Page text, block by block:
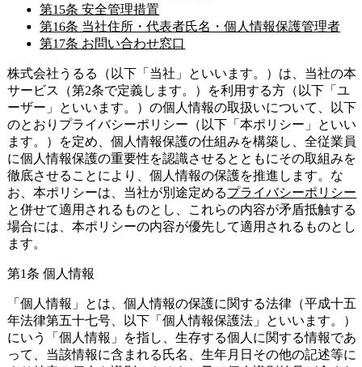
第15条 安全管理措置
第16条 当社住所・代表者氏名・個人情報保護管理者
第17条 お問い合わせ窓口
株式会社うるる（以下「当社」といいます。）は、当社の本
サービス（第2条で定義します。）を利用する方（以下「ユ
ーザー」といいます。）の個人情報の取扱いについて、以下
のとおりプライバシーポリシー（以下「本ポリシー」といい
ます。）を定め、個人情報保護の仕組みを構築し、全従業員
に個人情報保護の重要性を認識させるとともにその取組みを
徹底させることにより、個人情報の保護を推進します。な
お、本ポリシーは、当社が別途定めるプライバシーポリシー
と併せて適用されるものとし、これらの内容が矛盾抵触する
場合には、本ポリシーの内容が優先して適用されるものとし
ます。
第1条 個人情報
「個人情報」とは、個人情報の保護に関する法律（平成十五
年法律第五十七号、以下「個人情報保護法」といいます。）
にいう「個人情報」を指し、生存する個人に関する情報であ
って、当該情報に含まれる氏名、生年月日その他の記述等に